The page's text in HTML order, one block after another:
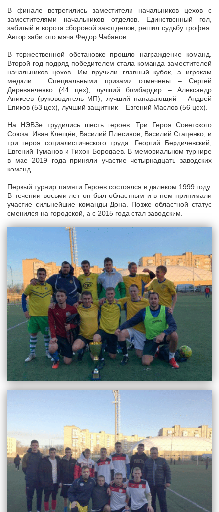
В финале встретились заместители начальников цехов с
заместителями начальников отделов. Единственный гол,
забитый в ворота сбороной завотделов, решил судьбу трофея.
Автор забитого мяча Федор Чабанов.
В торжественной обстановке прошло награждение команд.
Второй год подряд победителем стала команда заместителей
начальников цехов. Им вручили главный кубок, а игрокам
медали. Специальными призами отмечены – Сергей
Деревянченко (44 цех), лучший бомбардир – Александр
Аникеев (руководитель МП), лучший нападающий – Андрей
Епиков (53 цех), лучший защитник – Евгений Маслов (56 цех).
На НЭВЗе трудились шесть героев. Три Героя Советского
Союза: Иван Клещёв, Василий Плесинов, Василий Стаценко, и
три героя социалистического труда: Георгий Бердичевский,
Евгений Туманов и Тихон Бородаев. В мемориальном турнире
в мае 2019 года приняли участие четырнадцать заводских
команд.
Первый турнир памяти Героев состоялся в далеком 1999 году.
В течении восьми лет он был областным и в нем принимали
участие сильнейшие команды Дона. Позже областной статус
сменился на городской, а с 2015 года стал заводским.